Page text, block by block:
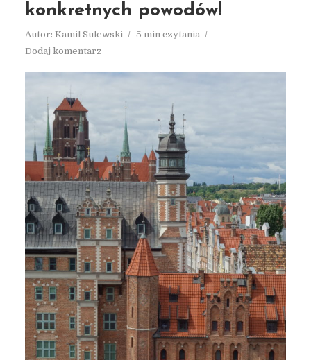
konkretnych powodów!
Autor: Kamil Sulewski
5 min czytania
Dodaj komentarz